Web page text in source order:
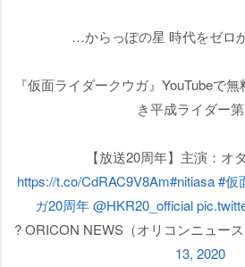
…からっぽの星 時代をゼロ
『仮面ライダークウガ』YouTubeで
き平成ライダー
【放送20周年】主演：オ
https://t.co/CdRAC9V8Am#nitiasa#仮
ガ20周年 @HKR20_official
? ORICON NEWS（オリコンニュー
13, 2020